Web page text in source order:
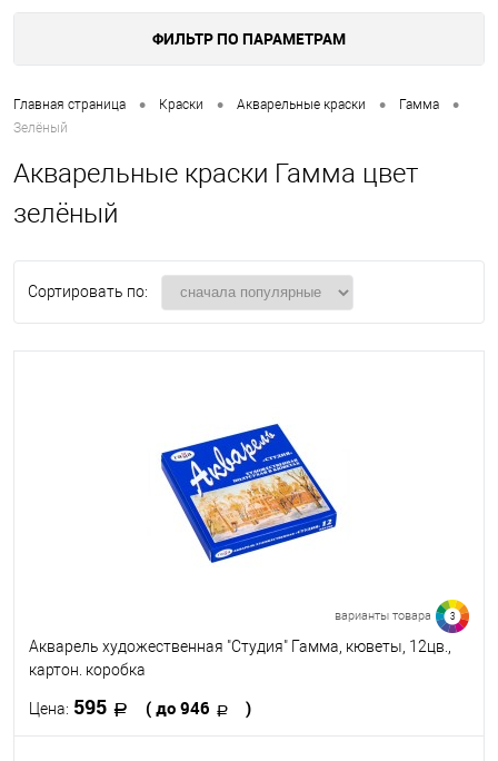
ФИЛЬТР ПО ПАРАМЕТРАМ
Главная страница • Краски • Акварельные краски • Гамма •
Зелёный
Акварельные краски Гамма цвет
зелёный
Сортировать по:
варианты товара 3
Акварель художественная "Студия" Гамма, кюветы, 12цв.,
картон. коробка
Цена: 595 ( до 946 )